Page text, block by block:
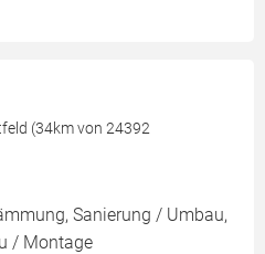
(34km von 24392
Sanierung / Umbau,
/ Montage